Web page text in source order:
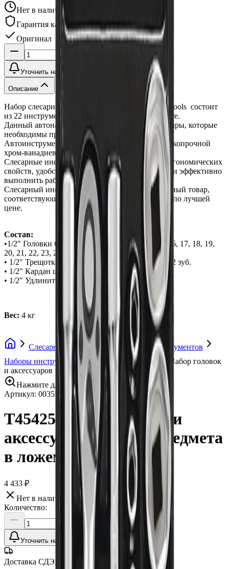
Нет в наличии
Гарантия качества
Оригинал
Уточнить наличие
Описание
Набор слесарного инструмента T45425 AmPro Tools состоит
из 22 инструментов расположенных в ложементе.
Данный автонабор содержит головки и аксессуары, которые
необходимы при ремонте авто.
Автоинструменты AmPro изготовлены из высокопрочной
хром-ванадиевой стали.
Слесарные инструменты AmPro Tools за счет эргономических
свойств, удобства и прочности помогут быстро и эффективно
выполнить работу.
Слесарный инструмент AmPro Tools- качественный товар,
соответствующий уровню мировых стандартов по лучшей
цене.
Состав:
•1/2" Головки 6-гранные: 10, 11, 12, 13, 14, 15, 16, 17, 18, 19,
20, 21, 22, 23, 24, 27, 30, 32 мм
• 1/2" Трещотка изогнутая с быстрым сбросом 72 зуб.
• 1/2" Кардан шарнирный
• 1/2" Удлинители: 125, 250 мм
Вес: 4 кг
Слесарный инструмент
Наборы инструментов
Наборы инструментов в ложементе
T45425 Набор головок
и аксессуаров 1/2", 22 предмета в ложементе
Нажмите для увеличения
Артикул: 003550 Бренд: AmPro
T45425 Набор головок и
аксессуаров 1/2", 22 предмета
в ложементе
4 433 ₽
Нет в наличии
Количество:
Уточнить наличие
Доставка СДЭК